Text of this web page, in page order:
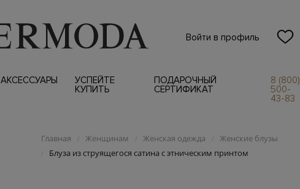
Войти в профиль
АКСЕССУАРЫ
УСПЕЙТЕ
КУПИТЬ
ПОДАРОЧНЫЙ
СЕРТИФИКАТ
8 (800)
500-
43-83
Главная / Женщинам / Женская одежда / Женские блузы
/ Блуза из струящегося сатина с этническим принтом